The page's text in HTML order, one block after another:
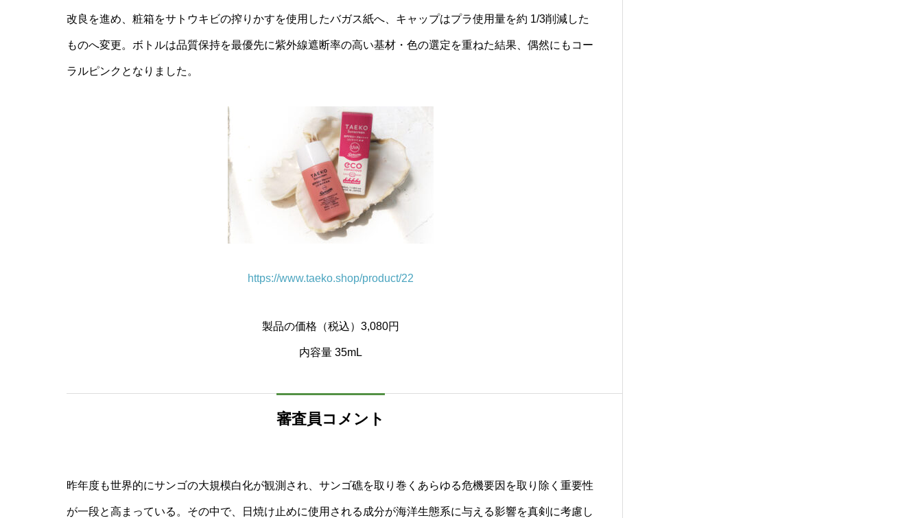
改良を進め、粧箱をサトウキビの搾りかすを使用したバガス紙へ、キャップはプラ使用量を約 1/3削減した
ものへ変更。ボトルは品質保持を最優先に紫外線遮断率の高い基材・色の選定を重ねた結果、偶然にもコー
ラルピンクとなりました。
https://www.taeko.shop/product/22
製品の価格（税込）3,080円
内容量 35mL
審査員コメント
昨年度も世界的にサンゴの大規模白化が観測され、サンゴ礁を取り巻くあらゆる危機要因を取り除く重要性
が一段と高まっている。その中で、日焼け止めに使用される成分が海洋生態系に与える影響を真剣に考慮し